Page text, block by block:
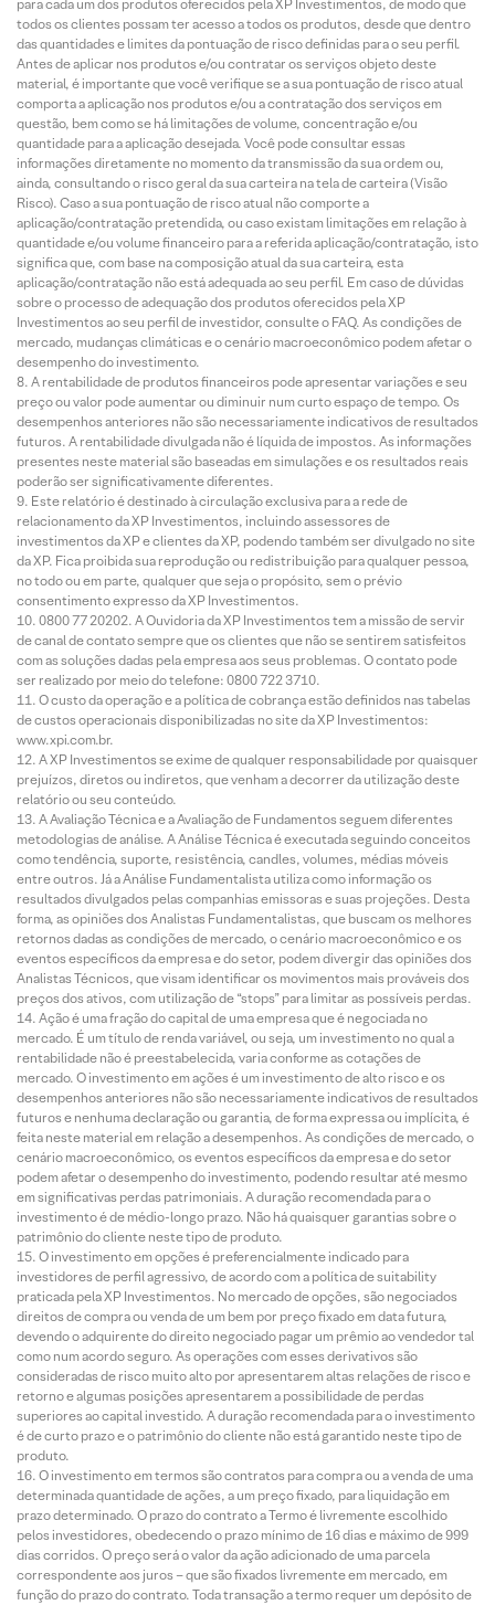
para cada um dos produtos oferecidos pela XP Investimentos, de modo que
todos os clientes possam ter acesso a todos os produtos, desde que dentro
das quantidades e limites da pontuação de risco definidas para o seu perfil.
Antes de aplicar nos produtos e/ou contratar os serviços objeto deste
material, é importante que você verifique se a sua pontuação de risco atual
comporta a aplicação nos produtos e/ou a contratação dos serviços em
questão, bem como se há limitações de volume, concentração e/ou
quantidade para a aplicação desejada. Você pode consultar essas
informações diretamente no momento da transmissão da sua ordem ou,
ainda, consultando o risco geral da sua carteira na tela de carteira (Visão
Risco). Caso a sua pontuação de risco atual não comporte a
aplicação/contratação pretendida, ou caso existam limitações em relação à
quantidade e/ou volume financeiro para a referida aplicação/contratação, isto
significa que, com base na composição atual da sua carteira, esta
aplicação/contratação não está adequada ao seu perfil. Em caso de dúvidas
sobre o processo de adequação dos produtos oferecidos pela XP
Investimentos ao seu perfil de investidor, consulte o FAQ. As condições de
mercado, mudanças climáticas e o cenário macroeconômico podem afetar o
desempenho do investimento.
A rentabilidade de produtos financeiros pode apresentar variações e seu
preço ou valor pode aumentar ou diminuir num curto espaço de tempo. Os
desempenhos anteriores não são necessariamente indicativos de resultados
futuros. A rentabilidade divulgada não é líquida de impostos. As informações
presentes neste material são baseadas em simulações e os resultados reais
poderão ser significativamente diferentes.
Este relatório é destinado à circulação exclusiva para a rede de
relacionamento da XP Investimentos, incluindo assessores de
investimentos da XP e clientes da XP, podendo também ser divulgado no site
da XP. Fica proibida sua reprodução ou redistribuição para qualquer pessoa,
no todo ou em parte, qualquer que seja o propósito, sem o prévio
consentimento expresso da XP Investimentos.
0800 77 20202. A Ouvidoria da XP Investimentos tem a missão de servir
de canal de contato sempre que os clientes que não se sentirem satisfeitos
com as soluções dadas pela empresa aos seus problemas. O contato pode
ser realizado por meio do telefone: 0800 722 3710.
O custo da operação e a política de cobrança estão definidos nas tabelas
de custos operacionais disponibilizadas no site da XP Investimentos:
www.xpi.com.br.
A XP Investimentos se exime de qualquer responsabilidade por quaisquer
prejuízos, diretos ou indiretos, que venham a decorrer da utilização deste
relatório ou seu conteúdo.
A Avaliação Técnica e a Avaliação de Fundamentos seguem diferentes
metodologias de análise. A Análise Técnica é executada seguindo conceitos
como tendência, suporte, resistência, candles, volumes, médias móveis
entre outros. Já a Análise Fundamentalista utiliza como informação os
resultados divulgados pelas companhias emissoras e suas projeções. Desta
forma, as opiniões dos Analistas Fundamentalistas, que buscam os melhores
retornos dadas as condições de mercado, o cenário macroeconômico e os
eventos específicos da empresa e do setor, podem divergir das opiniões dos
Analistas Técnicos, que visam identificar os movimentos mais prováveis dos
preços dos ativos, com utilização de “stops” para limitar as possíveis perdas.
Ação é uma fração do capital de uma empresa que é negociada no
mercado. É um título de renda variável, ou seja, um investimento no qual a
rentabilidade não é preestabelecida, varia conforme as cotações de
mercado. O investimento em ações é um investimento de alto risco e os
desempenhos anteriores não são necessariamente indicativos de resultados
futuros e nenhuma declaração ou garantia, de forma expressa ou implícita, é
feita neste material em relação a desempenhos. As condições de mercado, o
cenário macroeconômico, os eventos específicos da empresa e do setor
podem afetar o desempenho do investimento, podendo resultar até mesmo
em significativas perdas patrimoniais. A duração recomendada para o
investimento é de médio-longo prazo. Não há quaisquer garantias sobre o
patrimônio do cliente neste tipo de produto.
O investimento em opções é preferencialmente indicado para
investidores de perfil agressivo, de acordo com a política de suitability
praticada pela XP Investimentos. No mercado de opções, são negociados
direitos de compra ou venda de um bem por preço fixado em data futura,
devendo o adquirente do direito negociado pagar um prêmio ao vendedor tal
como num acordo seguro. As operações com esses derivativos são
consideradas de risco muito alto por apresentarem altas relações de risco e
retorno e algumas posições apresentarem a possibilidade de perdas
superiores ao capital investido. A duração recomendada para o investimento
é de curto prazo e o patrimônio do cliente não está garantido neste tipo de
produto.
O investimento em termos são contratos para compra ou a venda de uma
determinada quantidade de ações, a um preço fixado, para liquidação em
prazo determinado. O prazo do contrato a Termo é livremente escolhido
pelos investidores, obedecendo o prazo mínimo de 16 dias e máximo de 999
dias corridos. O preço será o valor da ação adicionado de uma parcela
correspondente aos juros – que são fixados livremente em mercado, em
função do prazo do contrato. Toda transação a termo requer um depósito de